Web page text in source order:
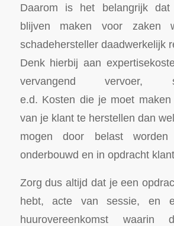
Daarom is het belangrijk
blijven maken voor
schadehersteller daadwerkelijk
Denk hierbij aan
vervangend vervoer,
e.d. Kosten die je moet
van je klant te herstellen dan
mogen door belast
onderbouwd en in opdracht
Zorg dus altijd dat je een
hebt, acte van sessie, en
huurovereenkomst waarin